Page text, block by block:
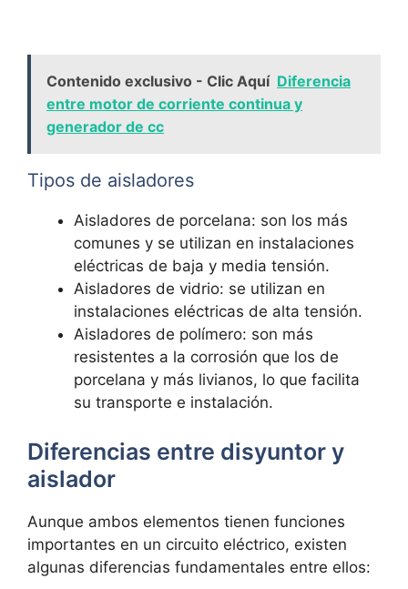
Contenido exclusivo - Clic Aquí Diferencia
entre motor de corriente continua y
generador de cc
Tipos de aisladores
Aisladores de porcelana: son los más
comunes y se utilizan en instalaciones
eléctricas de baja y media tensión.
Aisladores de vidrio: se utilizan en
instalaciones eléctricas de alta tensión.
Aisladores de polímero: son más
resistentes a la corrosión que los de
porcelana y más livianos, lo que facilita
su transporte e instalación.
Diferencias entre disyuntor y
aislador
Aunque ambos elementos tienen funciones
importantes en un circuito eléctrico, existen
algunas diferencias fundamentales entre ellos: